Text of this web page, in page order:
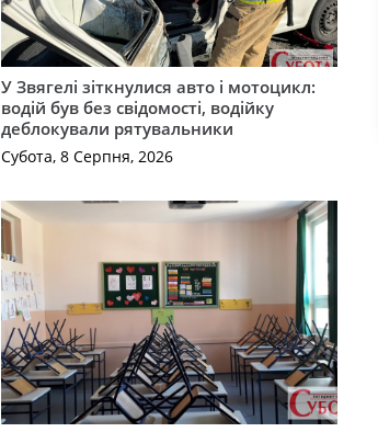
У Звягелі зіткнулися авто і мотоцикл:
водій був без свідомості, водійку
деблокували рятувальники
Субота, 8 Серпня, 2026